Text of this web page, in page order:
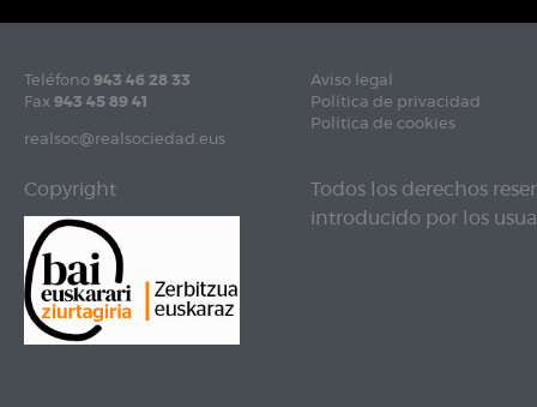
Teléfono 943 46 28 33
Fax 943 45 89 41
realsoc@realsociedad.eus
Aviso legal
Política de privacidad
Política de cookies
Copyright
Todos los derechos
introducido por los